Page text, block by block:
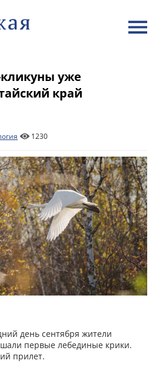
уже
край
1230
день сентября жители
первые лебединые крики.
прилет.